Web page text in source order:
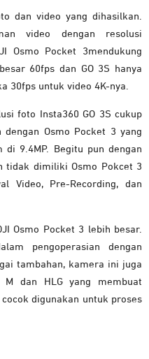
dan video yang dihasilkan.
video dengan resolusi
Osmo Pocket 3mendukung
60fps dan GO 3S hanya
30fps untuk video 4K-nya.
foto Insta360 GO 3S cukup
dengan Osmo Pocket 3 yang
9.4MP. Begitu pun dengan
tidak dimiliki Osmo Pokcet 3
Video, Pre-Recording, dan
Osmo Pocket 3 lebih besar.
pengoperasian dengan
tambahan, kamera ini juga
dan HLG yang membuat
digunakan untuk proses